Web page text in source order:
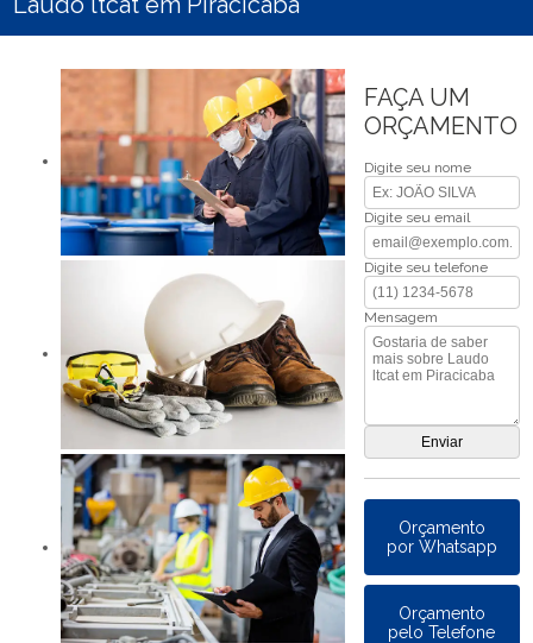
FAÇA UM
ORÇAMENTO
Digite seu nome
Digite seu email
Digite seu telefone
Mensagem
Orçamento
por Whatsapp
Orçamento
pelo Telefone